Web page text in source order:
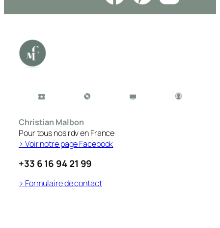
Christian Malbon
Pour tous nos rdv en France
> Voir notre page Facebook
+33 6 16 94 21 99
> Formulaire de contact